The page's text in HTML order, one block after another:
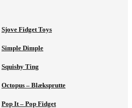
Sjove Fidget Toys
Simple Dimple
Squishy Ting
Octopus – Blæksprutte
Pop It – Pop Fidget